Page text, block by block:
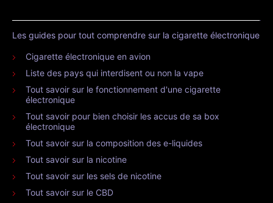
Les guides pour tout comprendre sur la cigarette électronique
Cigarette électronique en avion
Liste des pays qui interdisent ou non la vape
Tout savoir sur le fonctionnement d'une cigarette
électronique
Tout savoir pour bien choisir les accus de sa box
électronique
Tout savoir sur la composition des e-liquides
Tout savoir sur la nicotine
Tout savoir sur les sels de nicotine
Tout savoir sur le CBD